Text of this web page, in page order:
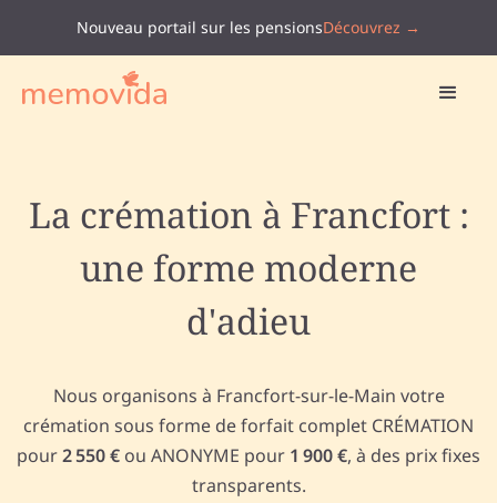
Nouveau portail sur les pensionsDécouvrez →
La crémation à Francfort :
une forme moderne
d'adieu
Nous organisons à Francfort-sur-le-Main votre
crémation sous forme de forfait complet CRÉMATION
pour2 550 € ou ANONYME pour 1 900 €, à des prix fixes
transparents.